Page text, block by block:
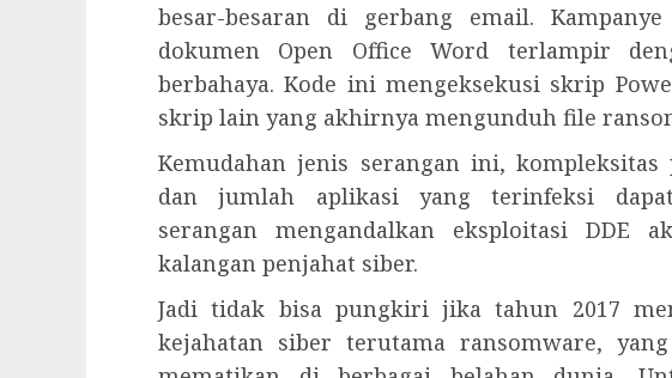
besar-besaran di gerbang email.
dokumen Open Office Word terlampir
berbahaya. Kode ini mengeksekusi skrip
skrip lain yang akhirnya mengunduh file
Kemudahan jenis serangan ini, kompleksitas
dan jumlah aplikasi yang terinfeksi
serangan mengandalkan eksploitasi DDE
kalangan penjahat siber.
Jadi tidak bisa pungkiri jika tahun 2017
kejahatan siber terutama ransomware,